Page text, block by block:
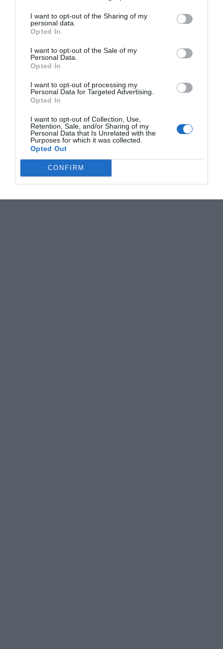
I want to opt-out of the Sharing of my
personal data.
Opted In
I want to opt-out of the Sale of my
Personal Data.
Opted In
I want to opt-out of processing my
Personal Data for Targeted Advertising.
Opted In
I want to opt-out of Collection, Use,
Retention, Sale, and/or Sharing of my
Personal Data that Is Unrelated with the
Purposes for which it was collected.
Opted Out
CONFIRM